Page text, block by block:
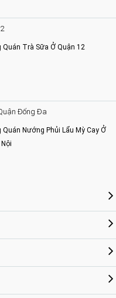
Quán Trà Sữa Ở Quận 12
Đống Đa
Nướng Phủi Lẩu Mỳ Cay Ở